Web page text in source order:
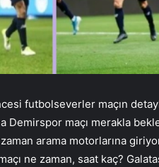
futbolseverler maçın
Demirspor maçı merakla
arama motorlarına
ne zaman, saat kaç?